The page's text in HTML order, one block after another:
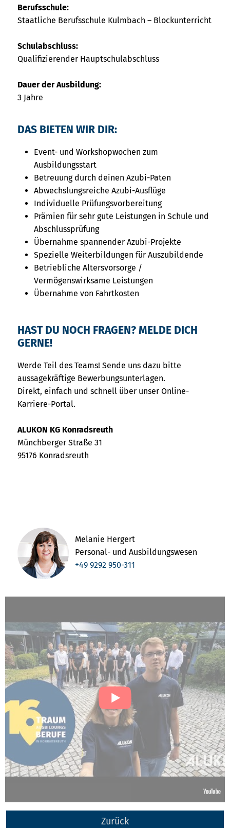
Berufsschule:
Staatliche Berufsschule Kulmbach – Blockunterricht
Schulabschluss:
Qualifizierender Hauptschulabschluss
Dauer der Ausbildung:
3 Jahre
DAS BIETEN WIR DIR:
Event- und Workshopwochen zum
Ausbildungsstart
Betreuung durch deinen Azubi-Paten
Abwechslungsreiche Azubi-Ausflüge
Individuelle Prüfungsvorbereitung
Prämien für sehr gute Leistungen in Schule und
Abschlussprüfung
Übernahme spannender Azubi-Projekte
Spezielle Weiterbildungen für Auszubildende
Betriebliche Altersvorsorge /
Vermögenswirksame Leistungen
Übernahme von Fahrtkosten
HAST DU NOCH FRAGEN? MELDE DICH
GERNE!
Werde Teil des Teams! Sende uns dazu bitte
aussagekräftige Bewerbungsunterlagen.
Direkt, einfach und schnell über unser Online-
Karriere-Portal.
ALUKON KG Konradsreuth
Münchberger Straße 31
95176 Konradsreuth
Melanie Hergert
Personal- und Ausbildungswesen
+49 9292 950-311
Zurück